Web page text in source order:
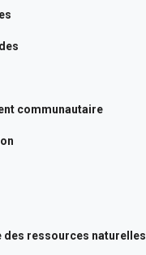
communautaire
des ressources naturelles